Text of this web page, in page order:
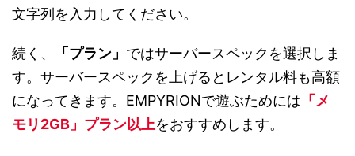
文字列を入力してください。
続く、 「プラン」 ではサーバースペックを選択しま
す。サーバースペックを上げるとレンタル料も高額
になってきます。EMPYRIONで遊ぶためには 「メ
モリ2GB」プラン以上をおすすめします。